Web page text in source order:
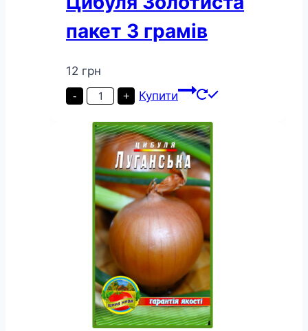
пакет 3 грамів
12 грн
-
Цибуля
Золотиста
3
грамів
кількість
+ Купити